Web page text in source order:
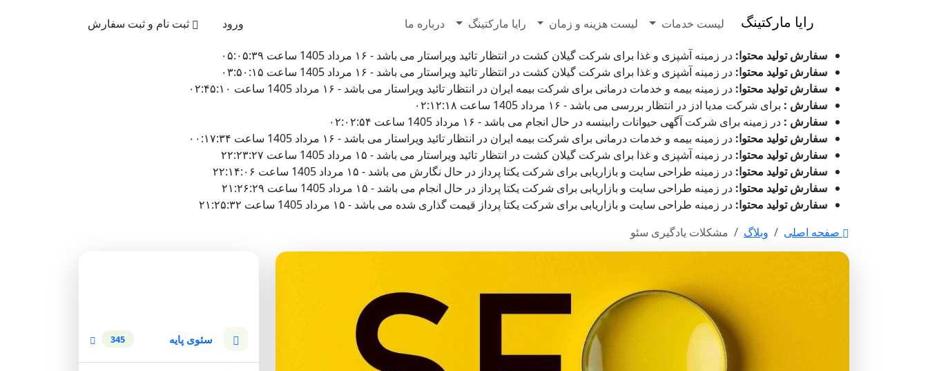
رایا مارکتینگ لیست خدمات لیست هزینه و زمان رایا مارکتینگ درباره ما ورود ثبت نام و ثبت سفارش
سفارش تولید محتوا: در زمینه آشپزی و غذا برای شرکت گیلان کشت در انتظار تائید ویراستار می باشد - ۱۶ مرداد 1405 ساعت ۰۵:۰۵:۳۹
سفارش تولید محتوا: در زمینه آشپزی و غذا برای شرکت گیلان کشت در انتظار تائید ویراستار می باشد - ۱۶ مرداد 1405 ساعت ۰۳:۵۰:۱۵
سفارش تولید محتوا: در زمینه بیمه و خدمات درمانی برای شرکت بیمه ایران در انتظار تائید ویراستار می باشد - ۱۶ مرداد 1405 ساعت ۰۲:۴۵:۱۰
سفارش : برای شرکت مدیا ادز در انتظار بررسی می باشد - ۱۶ مرداد 1405 ساعت ۰۲:۱۲:۱۸
سفارش : در زمینه برای شرکت آگهی حیوانات رابینسه در حال انجام می باشد - ۱۶ مرداد 1405 ساعت ۰۲:۰۲:۵۴
سفارش تولید محتوا: در زمینه بیمه و خدمات درمانی برای شرکت بیمه ایران در انتظار تائید ویراستار می باشد - ۱۶ مرداد 1405 ساعت ۰۰:۱۷:۳۴
سفارش تولید محتوا: در زمینه آشپزی و غذا برای شرکت گیلان کشت در انتظار تائید ویراستار می باشد - ۱۵ مرداد 1405 ساعت ۲۲:۲۳:۲۷
سفارش تولید محتوا: در زمینه طراحی سایت و بازاریابی برای شرکت یکتا پرداز در حال نگارش می باشد - ۱۵ مرداد 1405 ساعت ۲۲:۱۴:۰۶
سفارش تولید محتوا: در زمینه طراحی سایت و بازاریابی برای شرکت یکتا پرداز در حال انجام می باشد - ۱۵ مرداد 1405 ساعت ۲۱:۲۶:۲۹
سفارش تولید محتوا: در زمینه طراحی سایت و بازاریابی برای شرکت یکتا پرداز قیمت گذاری شده می باشد - ۱۵ مرداد 1405 ساعت ۲۱:۲۵:۳۲
صفحه اصلی
وبلاگ مشکلات یادگیری سئو
سئوی پایه 345